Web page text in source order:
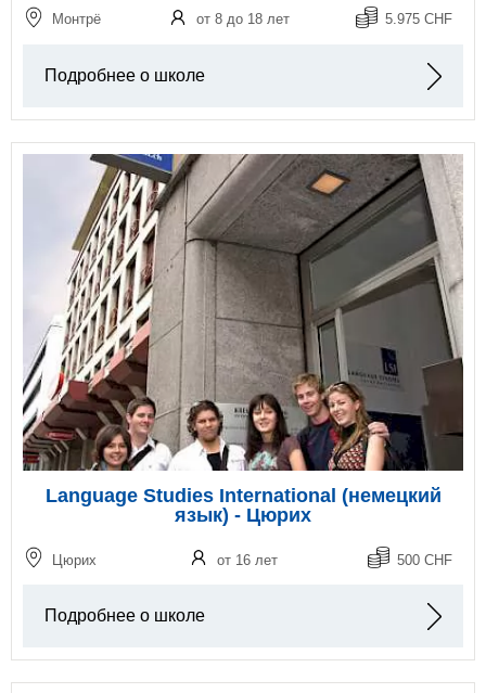
Монтрё от 8 до 18 лет 5.975 CHF
Подробнее о школе
Language Studies International (немецкий
язык) - Цюрих
Цюрих от 16 лет 500 CHF
Подробнее о школе